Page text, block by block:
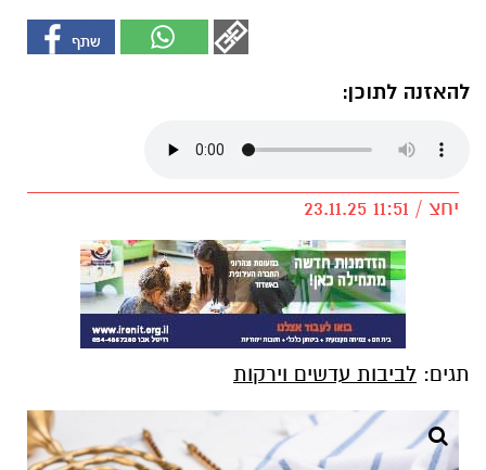
להאזנה לתוכן:
יחצ / 11:51 23.11.25
תגים: לביבות עדשים וירקות